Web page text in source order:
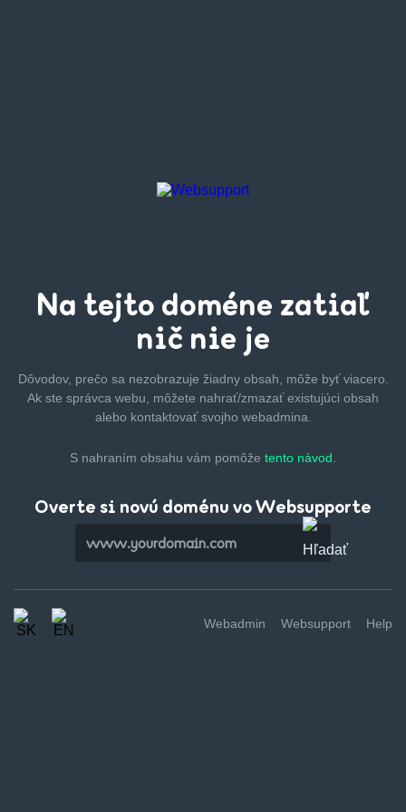
Na tejto doméne zatiaľ
nič nie je
Dôvodov, prečo sa nezobrazuje žiadny obsah, môže byťviacero.
Ak ste správca webu, môžete nahrať/zmazaťexistujúci obsah
alebo kontaktovať svojho webadmina.
S nahraním obsahu vám pomôže tento návod.
Overte si novú doménu vo Websupporte
Webadmin Websupport Help